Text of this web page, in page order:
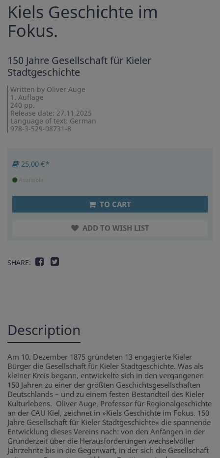
Kiels Geschichte im
Fokus.
150 Jahre Gesellschaft für Kieler
Stadtgeschichte
Written by Oliver Auge
1. Auflage
240 pp.
Release date: 27.11.2025
Language of text: German
978-3-529-08731-8
25,00 €*
Available
TO CART
ADD TO WISH LIST
SHARE:
Description
Am 10. Dezember 1875 gründeten 13 engagierte Kieler
Bürger die Gesellschaft für Kieler Stadtgeschichte. Was als
kleiner Kreis begann, entwickelte sich in den vergangenen
150 Jahren zu einer der größten Geschichtsgesellschaften
Deutschlands – und zu einem festen Bestandteil des Kieler
Kulturlebens. Oliver Auge, Professor für Regionalgeschichte
an der CAU Kiel, zeichnet in »Kiels Geschichte im Fokus. 150
Jahre Gesellschaft für Kieler Stadtgeschichte« die spannende
Entwicklung dieses Vereins nach: von den Anfängen in der
Gründerzeit über die Herausforderungen wechselvoller
Jahrzehnte bis in die Gegenwart, in der sich die Gesellschaft